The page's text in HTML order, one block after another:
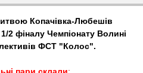
Копачівка-Любешів
2 фіналу Чемпіонату Волині
ФСТ "Колос".